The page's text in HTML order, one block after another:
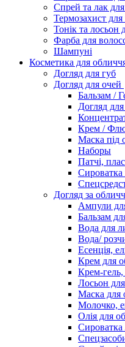
Спрей та лак
Термозахист для
Тонік та лосьон
Фарба для
Шампуні
Косметика для
Догляд для губ
Догляд для очей
Бальзам /
Догляд для
Крем /
Маска під
Наборы
Патчі,
Сироватка
Догляд за
Ампули
Бальзам
Вода для
Вода/
Есенція,
Крем для
Крем-гель,
Лосьон
Маска для
Молочко,
Олія для
Сироватка